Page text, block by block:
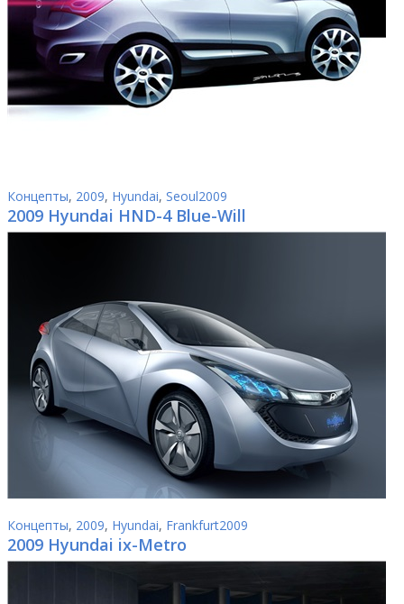
Концепты, 2009, Hyundai, Seoul2009
2009 Hyundai HND-4 Blue-Will
Концепты, 2009, Hyundai, Frankfurt2009
2009 Hyundai ix-Metro